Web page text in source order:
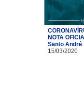
NOTA
Santo André
15/03/2020